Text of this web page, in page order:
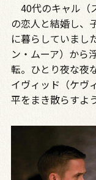
40代のキャル（
の恋人と結婚し、
に暮らしていまし
ン・ムーア）から
転。ひとり夜な夜
イヴィッド（ケヴ
平をまき散らすよ